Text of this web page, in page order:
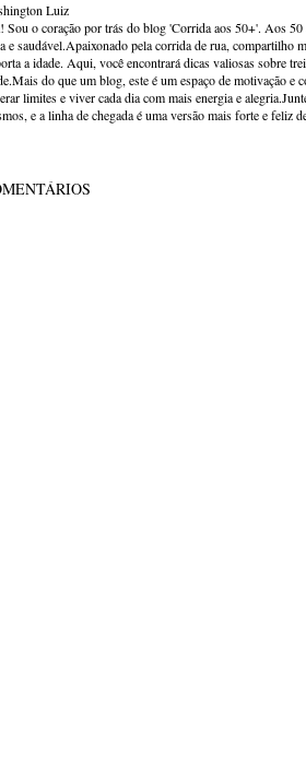
Luiz
Sou o coração por trás do blog 'Corrida aos 50+'. Aos
e saudável.Apaixonado pela corrida de rua, compartilho
a idade. Aqui, você encontrará dicas valiosas sobre
do que um blog, este é um espaço de motivação e
limites e viver cada dia com mais energia e
e a linha de chegada é uma versão mais forte e feliz